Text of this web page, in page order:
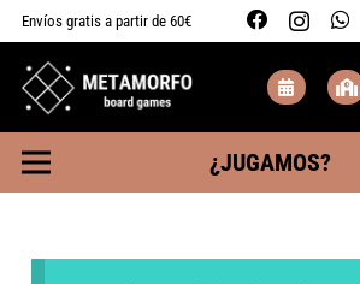
Envíos gratis a partir de 60€
¿JUGAMOS?